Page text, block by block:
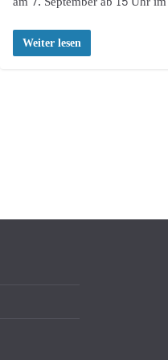
Weiter lesen